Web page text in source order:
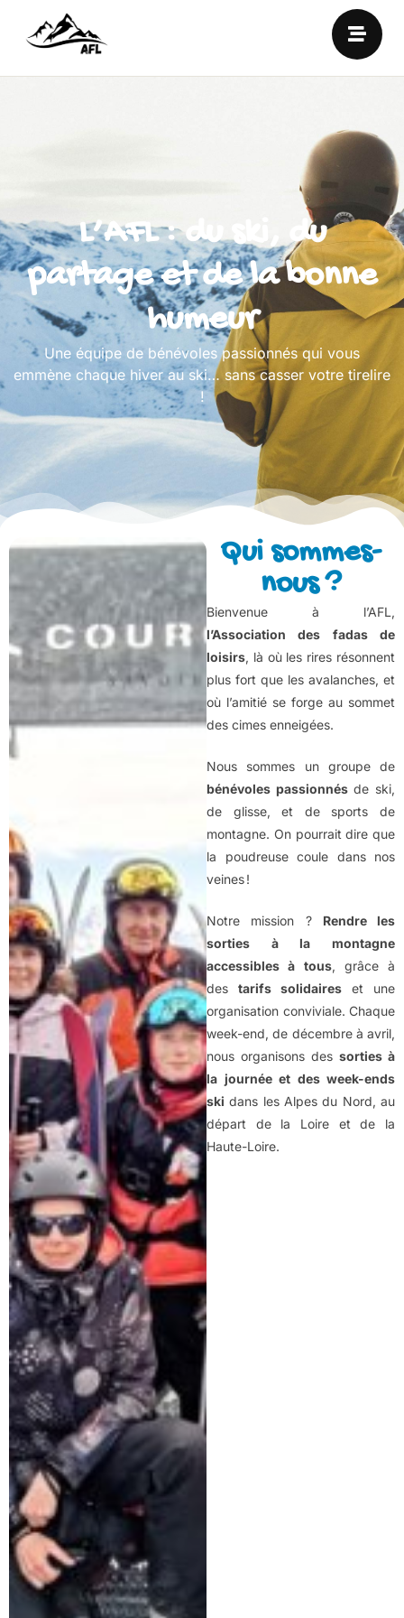
L’AFL : du ski, du
partage et de la bonne
humeur
Une équipe de bénévoles passionnés qui vous
emmène chaque hiver au ski… sans casser votre tirelire
!
Qui sommes-
nous ?
Bienvenue à l’AFL,
l’Association des fadas de
loisirs, là où les rires résonnent
plus fort que les avalanches, et
où l’amitié se forge au sommet
des cimes enneigées.
Nous sommes un groupe de
bénévoles passionnésde ski,
de glisse, et de sports de
montagne. On pourrait dire que
la poudreuse coule dans nos
veines !
Notre mission ? Rendre les
sorties à la montagne
accessibles à tous, grâce à
destarifs solidaires et une
organisation conviviale. Chaque
week-end, de décembre à avril,
nous organisons dessorties à
la journée et des week-ends
ski dans les Alpes du Nord, au
départ de la Loire et de la
Haute-Loire.